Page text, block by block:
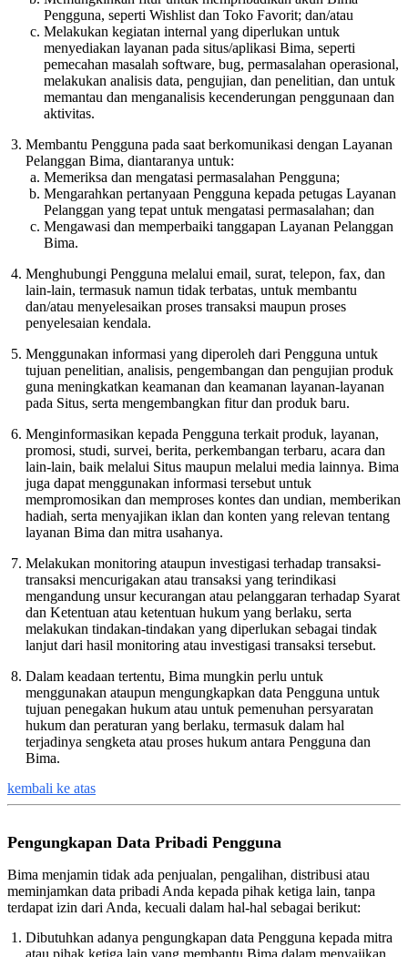
Pengguna, seperti Wishlist dan Toko Favorit; dan/atau
Melakukan kegiatan internal yang diperlukan untuk
menyediakan layanan pada situs/aplikasi Bima, seperti
pemecahan masalah software, bug, permasalahan operasional,
melakukan analisis data, pengujian, dan penelitian, dan untuk
memantau dan menganalisis kecenderungan penggunaan dan
aktivitas.
Membantu Pengguna pada saat berkomunikasi dengan Layanan
Pelanggan Bima, diantaranya untuk:
Memeriksa dan mengatasi permasalahan Pengguna;
Mengarahkan pertanyaan Pengguna kepada petugas Layanan
Pelanggan yang tepat untuk mengatasi permasalahan; dan
Mengawasi dan memperbaiki tanggapan Layanan Pelanggan
Bima.
Menghubungi Pengguna melalui email, surat, telepon, fax, dan
lain-lain, termasuk namun tidak terbatas, untuk membantu
dan/atau menyelesaikan proses transaksi maupun proses
penyelesaian kendala.
Menggunakan informasi yang diperoleh dari Pengguna untuk
tujuan penelitian, analisis, pengembangan dan pengujian produk
guna meningkatkan keamanan dan keamanan layanan-layanan
pada Situs, serta mengembangkan fitur dan produk baru.
Menginformasikan kepada Pengguna terkait produk, layanan,
promosi, studi, survei, berita, perkembangan terbaru, acara dan
lain-lain, baik melalui Situs maupun melalui media lainnya. Bima
juga dapat menggunakan informasi tersebut untuk
mempromosikan dan memproses kontes dan undian, memberikan
hadiah, serta menyajikan iklan dan konten yang relevan tentang
layanan Bima dan mitra usahanya.
Melakukan monitoring ataupun investigasi terhadap transaksi-
transaksi mencurigakan atau transaksi yang terindikasi
mengandung unsur kecurangan atau pelanggaran terhadap Syarat
dan Ketentuan atau ketentuan hukum yang berlaku, serta
melakukan tindakan-tindakan yang diperlukan sebagai tindak
lanjut dari hasil monitoring atau investigasi transaksi tersebut.
Dalam keadaan tertentu, Bima mungkin perlu untuk
menggunakan ataupun mengungkapkan data Pengguna untuk
tujuan penegakan hukum atau untuk pemenuhan persyaratan
hukum dan peraturan yang berlaku, termasuk dalam hal
terjadinya sengketa atau proses hukum antara Pengguna dan
Bima.
kembali ke atas
Pengungkapan Data Pribadi Pengguna
Bima menjamin tidak ada penjualan, pengalihan, distribusi atau
meminjamkan data pribadi Anda kepada pihak ketiga lain, tanpa
terdapat izin dari Anda, kecuali dalam hal-hal sebagai berikut:
Dibutuhkan adanya pengungkapan data Pengguna kepada mitra